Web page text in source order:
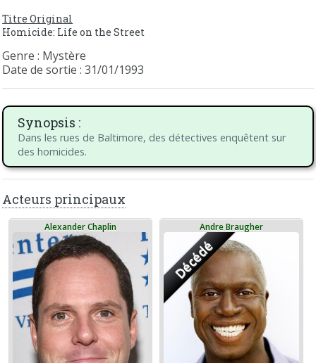
Titre Original
Homicide: Life on the Street
Genre : Mystère
Date de sortie : 31/01/1993
Synopsis :
Dans les rues de Baltimore, des détectives enquêtent sur
des homicides.
Acteurs principaux
Alexander Chaplin Andre Braugher
Décédé